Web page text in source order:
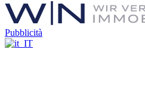
Pubblicità